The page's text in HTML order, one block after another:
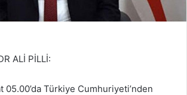
ALİ PİLLİ:
05.00’da Türkiye Cumhuriyeti’nden